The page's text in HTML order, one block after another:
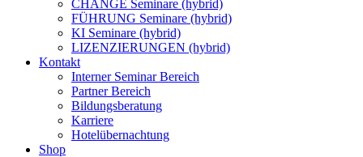
CHANGE Seminare (hybrid)
FÜHRUNG Seminare (hybrid)
KI Seminare (hybrid)
LIZENZIERUNGEN (hybrid)
Kontakt
Interner Seminar Bereich
Partner Bereich
Bildungsberatung
Karriere
Hotelübernachtung
Shop